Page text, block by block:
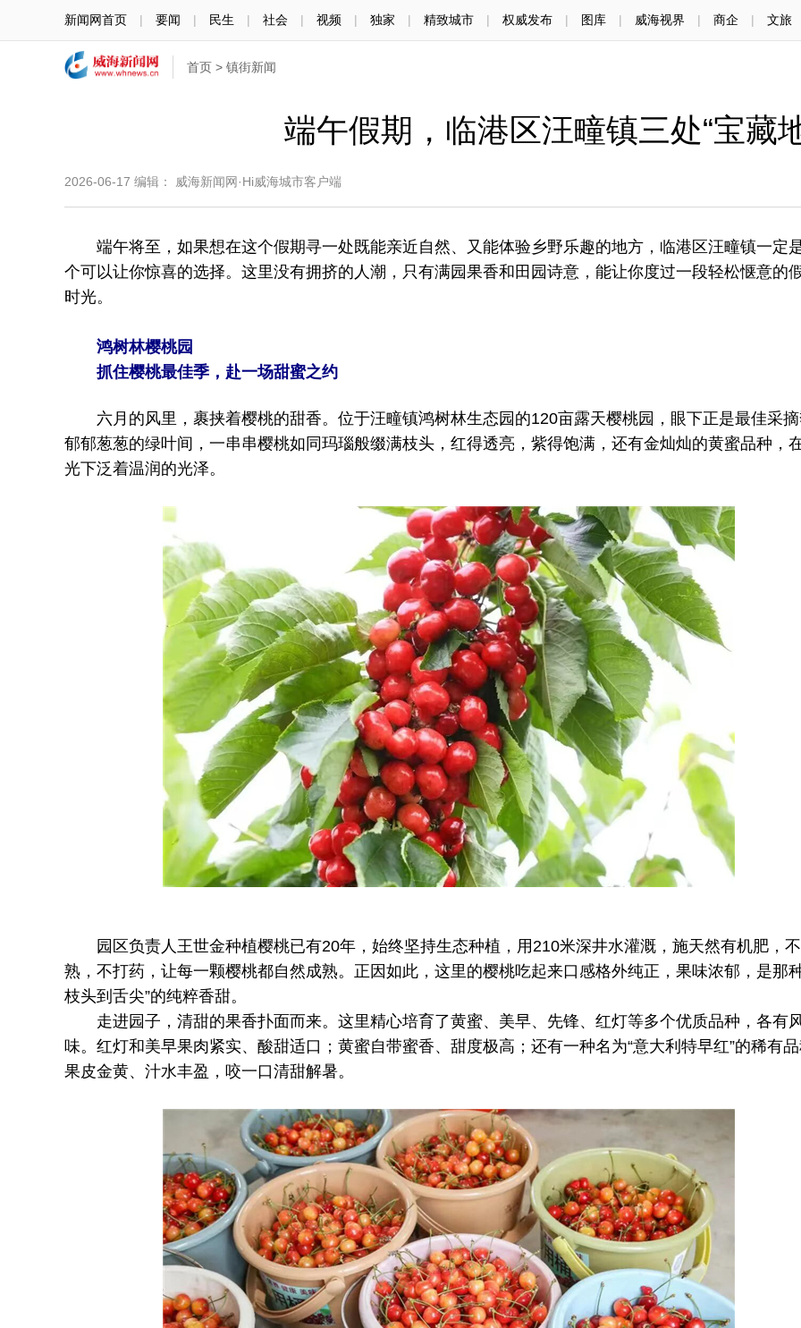
新闻网首页 | 要闻 | 民生 | 社会 | 视频 | 独家 | 精致城市 | 权威发布 | 图库 | 威海视界 | 商企 | 文旅
首页 > 镇街新闻
端午假期，临港区汪疃镇三处“宝藏
2026-06-17 编辑： 威海新闻网·Hi威海城市客户端
端午将至，如果想在这个假期寻一处既能亲近自然、又能体验乡野乐趣的地方，临港区汪疃镇一定
个可以让你惊喜的选择。这里没有拥挤的人潮，只有满园果香和田园诗意，能让你度过一段轻松惬意的
时光。
鸿树林樱桃园
抓住樱桃最佳季，赴一场甜蜜之约
六月的风里，裹挟着樱桃的甜香。位于汪疃镇鸿树林生态园的120亩露天樱桃园，眼下正是最佳采
郁郁葱葱的绿叶间，一串串樱桃如同玛瑙般缀满枝头，红得透亮，紫得饱满，还有金灿灿的黄蜜品种，
光下泛着温润的光泽。
园区负责人王世金种植樱桃已有20年，始终坚持生态种植，用210米深井水灌溉，施天然有机肥，
熟，不打药，让每一颗樱桃都自然成熟。正因如此，这里的樱桃吃起来口感格外纯正，果味浓郁，是那
枝头到舌尖”的纯粹香甜。
走进园子，清甜的果香扑面而来。这里精心培育了黄蜜、美早、先锋、红灯等多个优质品种，各有
味。红灯和美早果肉紧实、酸甜适口；黄蜜自带蜜香、甜度极高；还有一种名为“意大利特早红”的稀有
果皮金黄、汁水丰盈，咬一口清甜解暑。